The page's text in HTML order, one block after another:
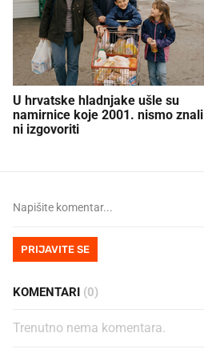
U hrvatske hladnjake ušle su
namirnice koje 2001. nismo znali
ni izgovoriti
PRIJAVITE SE
KOMENTARI (0)
Trenutno nema komentara.